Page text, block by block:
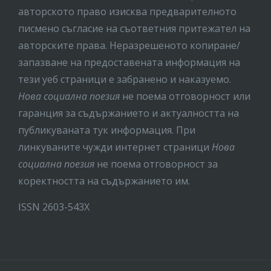
авторското право изисква предварителното
писмено съгласие на съответния притежател на
авторските права. Неразрешеното копиране/
запазване на предоставената информация на
тези уеб страници е забранено и наказуемо.
Нова социална поезия не поема отговорност или
гаранция за съдържанието и актуалността на
публикуваната тук информация. При
линкуваните чужди интернет страници Нова
социална поезия не поема отговорност за
коректността на съдържанието им.
ISSN 2603-543X